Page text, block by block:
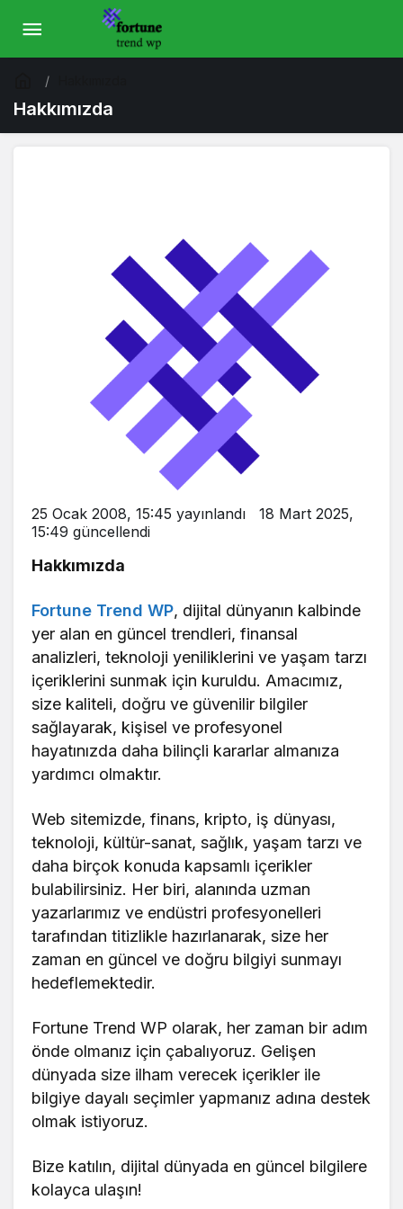
Hakkımızda
25 Ocak 2008, 15:45 yayınlandı
18 Mart 2025,
15:49 güncellendi
Hakkımızda
Fortune Trend WP, dijital dünyanın kalbinde
yer alan en güncel trendleri, finansal
analizleri, teknoloji yeniliklerini ve yaşam tarzı
içeriklerini sunmak için kuruldu. Amacımız,
size kaliteli, doğru ve güvenilir bilgiler
sağlayarak, kişisel ve profesyonel
hayatınızda daha bilinçli kararlar almanıza
yardımcı olmaktır.
Web sitemizde, finans, kripto, iş dünyası,
teknoloji, kültür-sanat, sağlık, yaşam tarzı ve
daha birçok konuda kapsamlı içerikler
bulabilirsiniz. Her biri, alanında uzman
yazarlarımız ve endüstri profesyonelleri
tarafından titizlikle hazırlanarak, size her
zaman en güncel ve doğru bilgiyi sunmayı
hedeflemektedir.
Fortune Trend WP olarak, her zaman bir adım
önde olmanız için çabalıyoruz. Gelişen
dünyada size ilham verecek içerikler ile
bilgiye dayalı seçimler yapmanız adına destek
olmak istiyoruz.
Bize katılın, dijital dünyada en güncel bilgilere
kolayca ulaşın!